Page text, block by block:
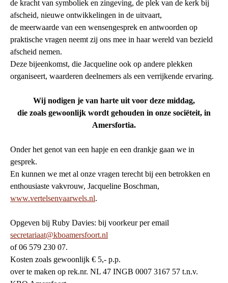
de kracht van symboliek en zingeving, de plek van de kerk bij
afscheid, nieuwe ontwikkelingen in de uitvaart,
de meerwaarde van een wensengesprek en antwoorden op
praktische vragen neemt zij ons mee in haar wereld van bezield
afscheid nemen.
Deze bijeenkomst, die Jacqueline ook op andere plekken
organiseert, waarderen deelnemers als een verrijkende ervaring.
Wij nodigen je van harte uit voor deze middag,
die zoals gewoonlijk wordt gehouden in onze sociëteit, in
Amersfortia.
Onder het genot van een hapje en een drankje gaan we in
gesprek.
En kunnen we met al onze vragen terecht bij een betrokken en
enthousiaste vakvrouw, Jacqueline Boschman,
www.vertelsenvaarwels.nl.
Opgeven bij Ruby Davies: bij voorkeur per email
secretariaat@kboamersfoort.nl
of 06 579 230 07.
Kosten zoals gewoonlijk € 5,- p.p.
over te maken op rek.nr. NL 47 INGB 0007 3167 57 t.n.v.